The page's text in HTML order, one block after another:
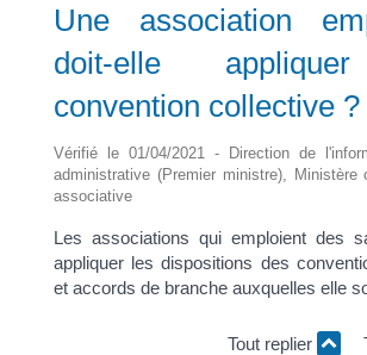
Une association
doit-elle
convention collective ?
Vérifié le 01/04/2021 - Direction de
administrative (Premier ministre), Ministère
associative
Les associations qui emploient des
appliquer les dispositions des
et accords de branche auxquelles elle
Tout replier